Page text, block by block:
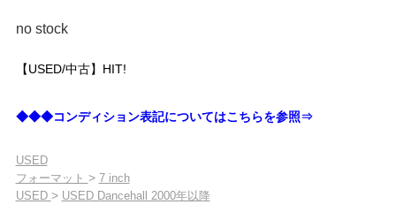
no stock
【USED/中古】HIT!
◆◆◆コンディション表記についてはこちらを参照⇒
USED
フォーマット > 7 inch
USED > USED Dancehall 2000年以降